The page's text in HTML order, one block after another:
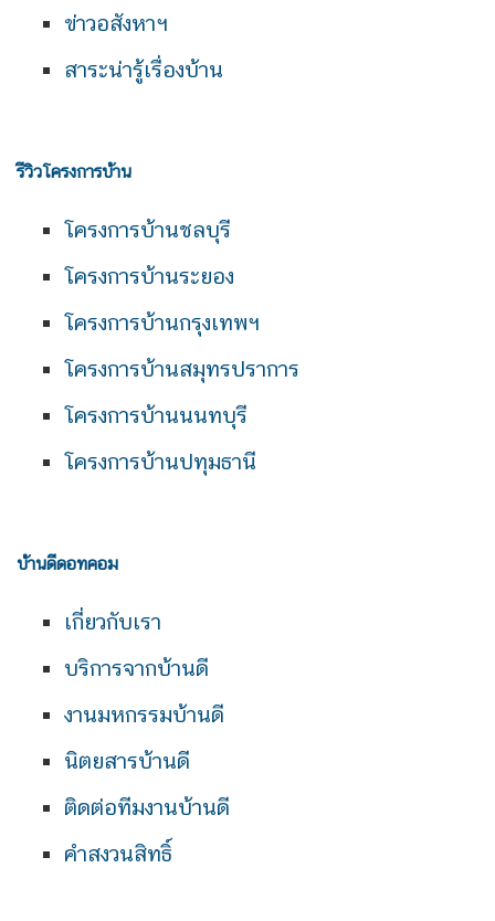
ข่าวอสังหาฯ
สาระน่ารู้เรื่องบ้าน
รีวิวโครงการบ้าน
โครงการบ้านชลบุรี
โครงการบ้านระยอง
โครงการบ้านกรุงเทพฯ
โครงการบ้านสมุทรปราการ
โครงการบ้านนนทบุรี
โครงการบ้านปทุมธานี
บ้านดีดอทคอม
เกี่ยวกับเรา
บริการจากบ้านดี
งานมหกรรมบ้านดี
นิตยสารบ้านดี
ติดต่อทีมงานบ้านดี
คำสงวนสิทธิ์